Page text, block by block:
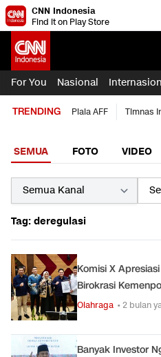
CNN Indonesia
Find it on Play Store
For You Nasional
TRENDING Piala AFF Timnas
SEMUA FOTO VIDEO
Tag: deregulasi
Komisi X
Birokrasi
Olahraga • 2 bulan
Banyak Investor